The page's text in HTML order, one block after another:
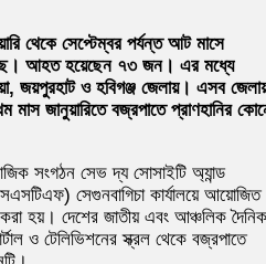
থেকে সেপ্টেম্বর পর্যন্ত আট মাসে
আহত হয়েছেন ৭৩ জন। এর মধ্যে
জয়পুরহাট ও হবিগঞ্জ জেলায়। এসব
জানুয়ারিতে বজ্রপাতে প্রাণহানির
সংগঠন সেভ দ্য সোসাইটি অ্যান্ড
সেগুনবাগিচা কার্যালয়ে আয়োজিত
হয়। দেশের জাতীয় এবং আঞ্চলিক দৈনিক
ও টেলিভিশনের স্ক্রল থেকে বজ্রপাতে